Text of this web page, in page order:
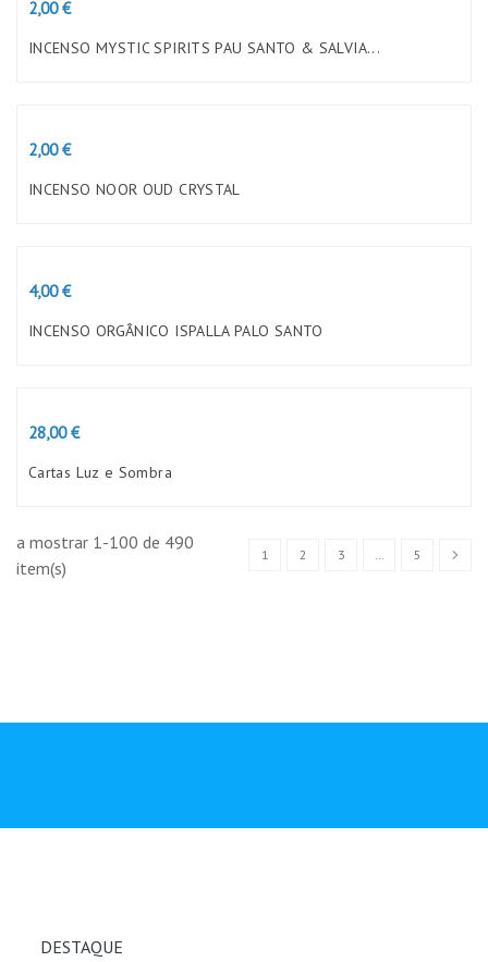
Preço
2,00 €
INCENSO MYSTIC SPIRITS PAU SANTO & SALVIA...
Preço
2,00 €
INCENSO NOOR OUD CRYSTAL
Preço
4,00 €
INCENSO ORGÂNICO ISPALLA PALO SANTO
Preço
28,00 €
Cartas Luz e Sombra
a mostrar 1-100 de 490
item(s)
1 2 3 5
DESTAQUE